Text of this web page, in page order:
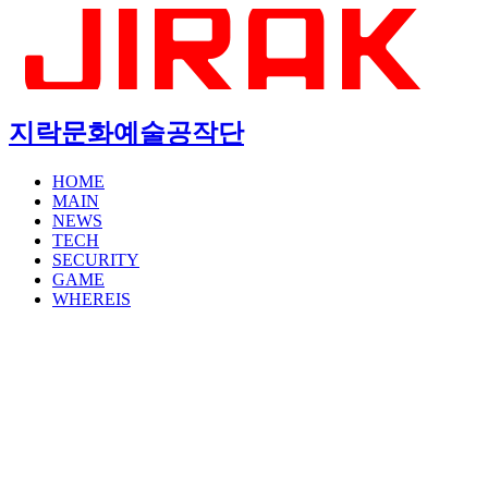
지락문화예술공작단
HOME
MAIN
NEWS
TECH
SECURITY
GAME
WHEREIS